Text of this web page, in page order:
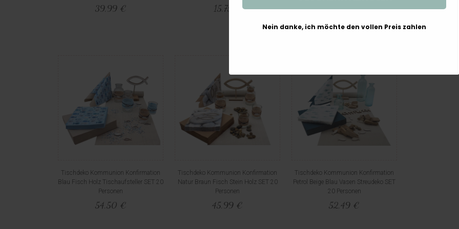
39,99 € 15,75 € 51,99 €
Tischdeko Kommunion Konfirmation
Blau Fisch Holz Tischaufsteller SET 20
Personen
54,50 €
Tischdeko Kommunion Konfirmation
Natur Braun Fisch Stein Holz SET 20
Personen
45,99 €
Tischdeko Kommunion Konfirmation
Petrol Beige Blau Vasen Streudeko SET
20 Personen
52,49 €
Nein danke, ich möchte den vollen Preis zahlen